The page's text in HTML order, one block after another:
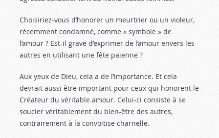
Choisiriez-vous d’honorer un meurtrier ou un violeur,
récemment condamné, comme « symbole » de
l’amour ? Est-il grave d’exprimer de l’amour envers les
autres en utilisant une fête païenne ?
Aux yeux de Dieu, cela a de l’importance. Et cela
devrait aussi être important pour ceux qui honorent le
Créateur du véritable amour. Celui-ci consiste à se
soucier véritablement du bien-être des autres,
contrairement à la convoitise charnelle.